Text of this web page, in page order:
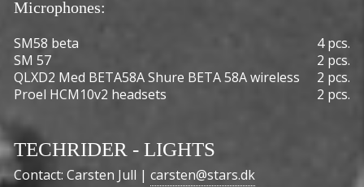
Microphones:
SM58 beta
4 pcs.
SM 57
2 pcs.
QLXD2 Med BETA58A Shure BETA 58A wireless
2 pcs.
Proel HCM10v2 headsets
2 pcs.
TECHRIDER - LIGHTS
Contact: Carsten Jull | carsten@stars.dk